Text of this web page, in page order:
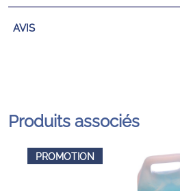
AVIS
Produits associés
PROMOTION